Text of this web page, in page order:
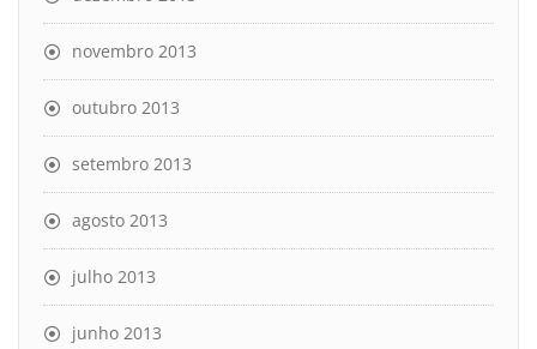
novembro 2013
outubro 2013
setembro 2013
agosto 2013
julho 2013
junho 2013